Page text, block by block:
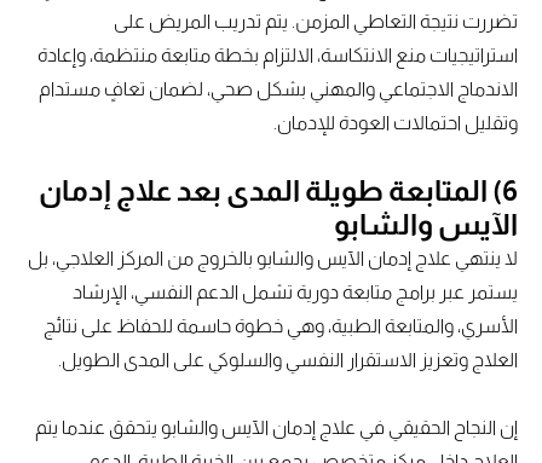
تضررت نتيجة التعاطي المزمن. يتم تدريب المريض على
استراتيجيات منع الانتكاسة، الالتزام بخطة متابعة منتظمة، وإعادة
الاندماج الاجتماعي والمهني بشكل صحي، لضمان تعافٍ مستدام
وتقليل احتمالات العودة للإدمان.
6) المتابعة طويلة المدى بعد علاج إدمان
الآيس والشابو
لا ينتهي علاج إدمان الآيس والشابو بالخروج من المركز العلاجي، بل
يستمر عبر برامج متابعة دورية تشمل الدعم النفسي، الإرشاد
الأسري، والمتابعة الطبية، وهي خطوة حاسمة للحفاظ على نتائج
العلاج وتعزيز الاستقرار النفسي والسلوكي على المدى الطويل.
إن النجاح الحقيقي في علاج إدمان الآيس والشابو يتحقق عندما يتم